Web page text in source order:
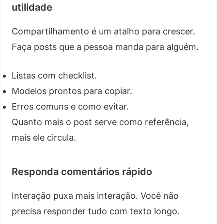
utilidade
Compartilhamento é um atalho para crescer.
Faça posts que a pessoa manda para alguém.
Listas com checklist.
Modelos prontos para copiar.
Erros comuns e como evitar.
Quanto mais o post serve como referência,
mais ele circula.
Responda comentários rápido
Interação puxa mais interação. Você não
precisa responder tudo com texto longo.